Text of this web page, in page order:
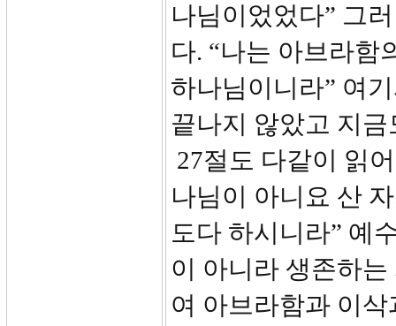
나님이었었다” 그
다. “나는 아브라함
하나님이니라” 여
끝나지 않았고 지
27절도 다같이 읽
나님이 아니요 산
도다 하시니라” 예
이 아니라 생존하
여 아브라함과 이